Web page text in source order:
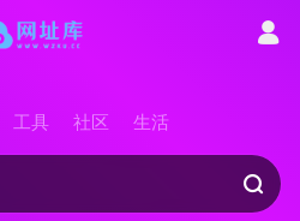
工具 社区 生活